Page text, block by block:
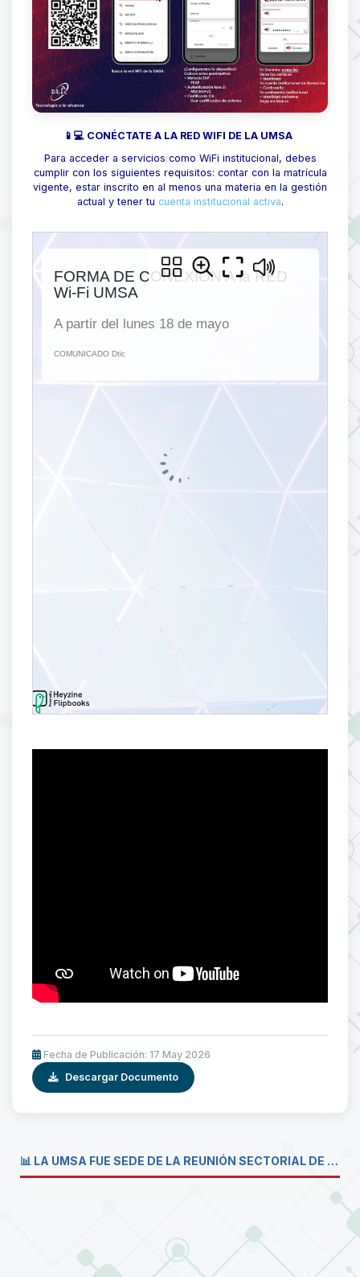
📱💻 CONÉCTATE A LA RED WIFI DE LA UMSA
Para acceder a servicios como WiFi institucional, debes
cumplir con los siguientes requisitos: contar con la matrícula
vigente, estar inscrito en al menos una materia en la gestión
actual y tener tu cuenta institucional activa.
Fecha de Publicación: 17 May 2026
Descargar Documento
📊 LA UMSA FUE SEDE DE LA REUNIÓN SECTORIAL DE CARRERAS DE ECONOMÍA DEL SISTEMA DE LA UNIVERSIDAD BOLIVIANA💼